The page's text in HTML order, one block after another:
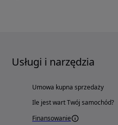
Usługi i narzędzia
Umowa kupna sprzedaży
Ile jest wart Twój samochód?
Finansowanie